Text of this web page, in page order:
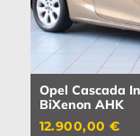
Opel Cascada
BiXenon AHK
12.900,00 €